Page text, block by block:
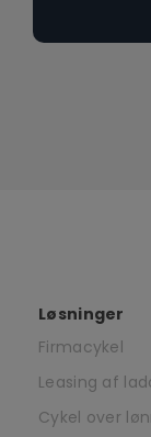
Løsninger
Firmacykel
Leasing af
Cykel over